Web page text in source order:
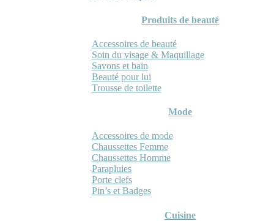
Produits de beauté
Accessoires de beauté
Soin du visage & Maquillage
Savons et bain
Beauté pour lui
Trousse de toilette
Mode
Accessoires de mode
Chaussettes Femme
Chaussettes Homme
Parapluies
Porte clefs
Pin’s et Badges
Cuisine